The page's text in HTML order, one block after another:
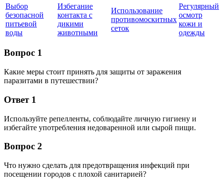
Выбор
безопасной
питьевой
воды
Избегание
контакта с
дикими
животными
Использование
противомоскитных
сеток
Регулярный
осмотр
кожи и
одежды
Вопрос 1
Какие меры стоит принять для защиты от заражения
паразитами в путешествии?
Ответ 1
Используйте репелленты, соблюдайте личную гигиену и
избегайте употребления недоваренной или сырой пищи.
Вопрос 2
Что нужно сделать для предотвращения инфекций при
посещении городов с плохой санитарией?